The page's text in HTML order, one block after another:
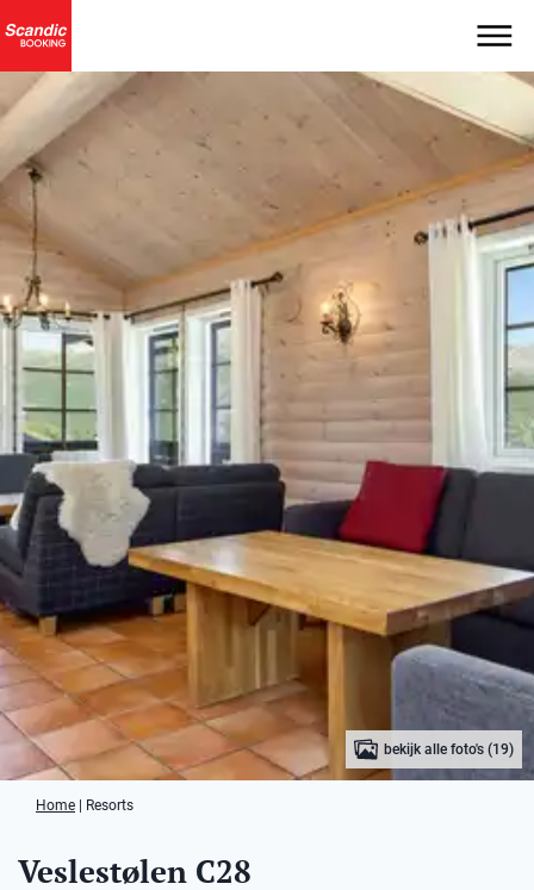
bekijk alle foto's (19)
Home Resorts
Veslestølen C28